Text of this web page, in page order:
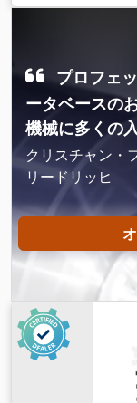
プロフェ
ータベースの
機械に多くの
クリスチャン・
リードリッヒ